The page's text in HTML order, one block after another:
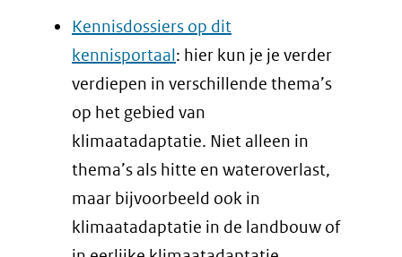
Kennisdossiers op dit
kennisportaal: hier kun je je verder
verdiepen in verschillende thema’s
op het gebied van
klimaatadaptatie. Niet alleen in
thema’s als hitte en wateroverlast,
maar bijvoorbeeld ook in
klimaatadaptatie in de landbouw of